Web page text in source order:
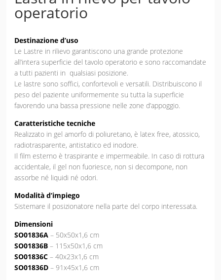
operatorio
Destinazione d’uso
Le Lastre in rilievo garantiscono una grande protezione
all’intera superficie del tavolo operatorio e sono raccomandate
a tutti pazienti in qualsiasi posizione.
Le lastre sono soffici, confortevoli e versatili. Distribuiscono il
peso del paziente uniformemente su tutta la superficie
favorendo una bassa pressione nelle zone d’appoggio.
Caratteristiche tecniche
Realizzato in gel amorfo di poliuretano, è latex free, atossico,
radiotrasparente, antistatico ed inodore.
Il film esterno è traspirante e impermeabile. In caso di rottura
accidentale, il gel non fuoriesce, non si decompone, non
assorbe né liquidi né odori.
Modalità d’impiego
Sistemare il posizionatore nella parte del corpo interessata.
Dimensioni
SO01836A – 50x50x1,6 cm
SO01836B – 115x50x1,6 cm
SO01836C – 40x23x1,6 cm
SO01836D – 91x45x1,6 cm